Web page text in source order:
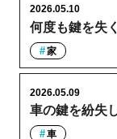
何度も鍵を失
2026.05.10
家
車の鍵を紛失
2026.05.09
車